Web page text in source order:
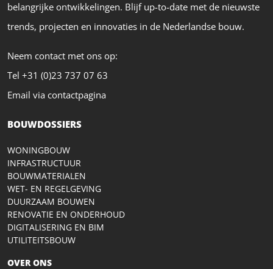
belangrijke ontwikkelingen. Blijf up-to-date met de nieuwste
trends, projecten en innovaties in de Nederlandse bouw.
Neem contact met ons op:
Tel +31 (0)23 737 07 63
Email via contactpagina
BOUWDOSSIERS
WONINGBOUW
INFRASTRUCTUUR
BOUWMATERIALEN
WET- EN REGELGEVING
DUURZAAM BOUWEN
RENOVATIE EN ONDERHOUD
DIGITALISERING EN BIM
UTILITEITSBOUW
OVER ONS